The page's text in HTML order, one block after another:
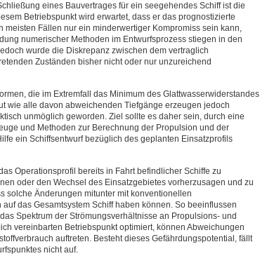
eines Bauvertrages für ein seegehendes Schiff ist die
Betriebspunkt wird erwartet, dass er das prognostizierte
meisten Fällen nur ein minderwertiger Kompromiss sein kann,
numerischer Methoden im Entwurfsprozess stiegen in den
wurde die Diskrepanz zwischen dem vertraglich
Zuständen bisher nicht oder nur unzureichend
die im Extremfall das Minimum des Glattwasserwiderstandes
wie alle davon abweichenden Tiefgänge erzeugen jedoch
unmöglich geworden. Ziel sollte es daher sein, durch eine
und Methoden zur Berechnung der Propulsion und der
ein Schiffsentwurf bezüglich des geplanten Einsatzprofils
Operationsprofil bereits in Fahrt befindlicher Schiffe zu
oder den Wechsel des Einsatzgebietes vorherzusagen und zu
solche Änderungen mitunter mit konventionellen
das Gesamtsystem Schiff haben können. So beeinflussen
Spektrum der Strömungsverhältnisse an Propulsions- und
vereinbarten Betriebspunkt optimiert, können Abweichungen
auftreten. Besteht dieses Gefährdungspotential, fällt
nicht auf.